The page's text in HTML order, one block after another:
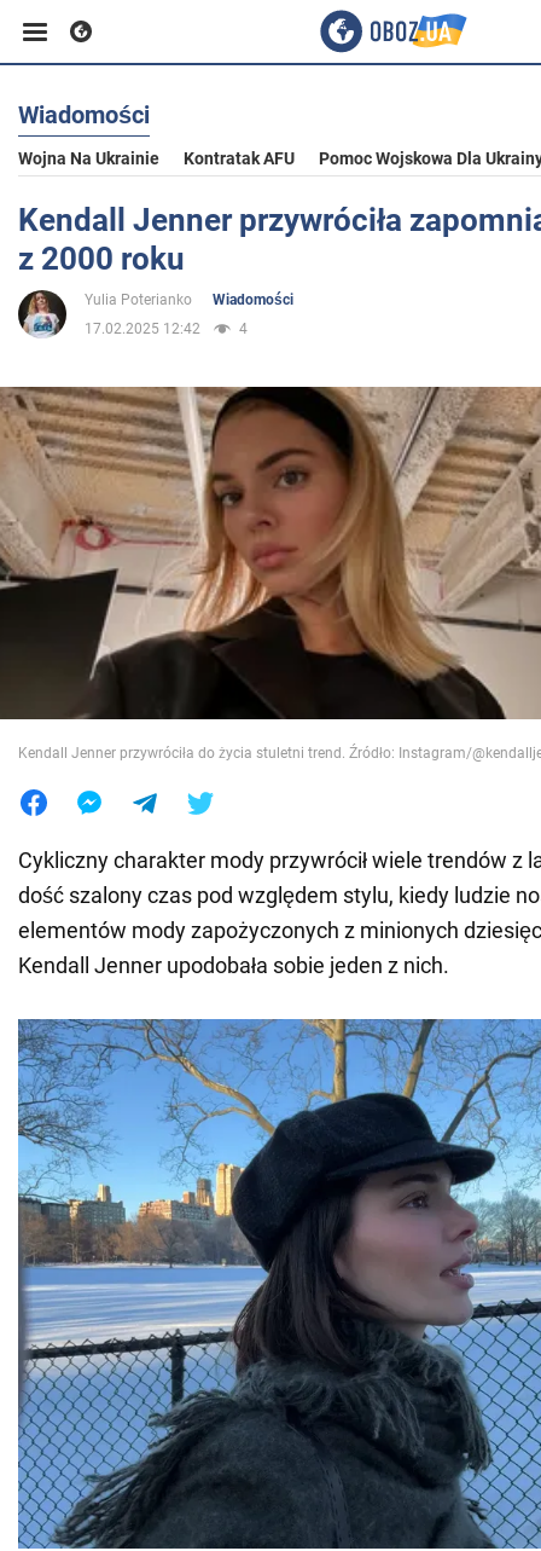
Biznes
Sport
Rozrywka
Polityka
Społeczeństwo
Wojna na Ukrainie
Jedzenie
Wiadomości
Wojna Na Ukrainie Kontratak AFU Pomoc Wojskowa Dla
Kendall Jenner przywróciła
z 2000 roku
Yulia Poterianko
Wiadomości
17.02.2025 12:42
4
Kendall Jenner przywróciła do życia stuletni trend. Źródło: Instagram/
Cykliczny charakter mody przywrócił wiele trendów z
dość szalony czas pod względem stylu, kiedy ludzie
elementów mody zapożyczonych z minionych
Kendall Jenner upodobała sobie jeden z nich.